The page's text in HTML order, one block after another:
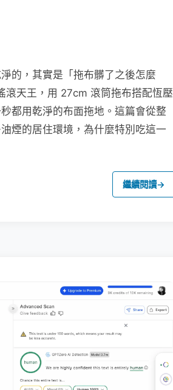
的，其實是「拖布髒了之後怎麼
天王，用 27cm 滾筒拖布搭配恆壓
都用乾淨的布面拖地。這篇會從整
煙的居住環境，為什麼特別吃這一
繼續閱讀→